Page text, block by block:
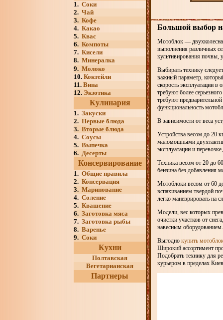
1. Соки
2. Чай
3. Кофе
4. Какао
5. Квас
6. Компоты
7. Кисели
8. Минералка
9. Молоко
10. Коктейли
11. Вина
12. Экзотика
Кулинария
1. Закуски
2. Первые блюда
3. Вторые блюда
4. Соусы
5. Выпечка
6. Десерты
Консервирование
1. Общие правила
2. Консервация
3. Маринование
4. Соление
5. Квашение
6. Заготовка мяса
7. Заготовка рыбы
8. Варенье
9. Соки
Кухни
Полтавская
Вегетарианская
Партнеры
Большой выбор
Мотоблок —
выполнения различных
культивирования почвы,
Выбирать технику
важный параметр,
скорость эксплуатации
требуют более
требуют
функциональность
В зависимости от веса
Устройства весом до 20
маломощными
эксплуатации и
Техника весом от 20 до
бензина без добавления
Мотоблоки весом от 60
вспахиванием твердой
легко маневрировать на
Модели, вес которых
очистки участков от
навесным оборудованием.
Выгодно купить
Широкий ассортимент
Подобрать технику для
курьером в пределах